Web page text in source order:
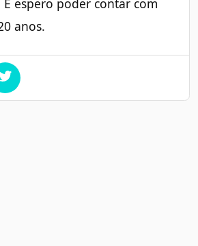
espero poder contar com
anos.